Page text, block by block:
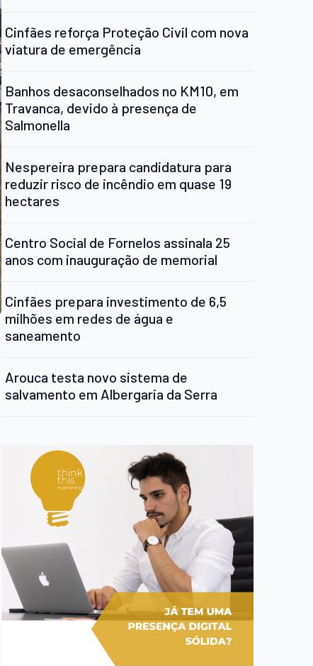
Cinfães reforça Proteção Civil com nova
viatura de emergência
Banhos desaconselhados no KM10, em
Travanca, devido à presença de
Salmonella
Nespereira prepara candidatura para
reduzir risco de incêndio em quase 19
hectares
Centro Social de Fornelos assinala 25
anos com inauguração de memorial
Cinfães prepara investimento de 6,5
milhões em redes de água e
saneamento
Arouca testa novo sistema de
salvamento em Albergaria da Serra